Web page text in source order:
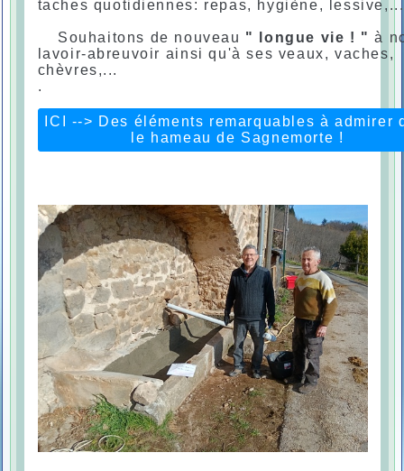
taches quotidiennes: repas, hygiène, lessive,...
Souhaitons de nouveau " longue vie ! " à
lavoir-abreuvoir ainsi qu'à ses veaux, vaches,
chèvres,...
.
ICI --> Des éléments remarquables à admirer
le hameau de Sagnemorte !